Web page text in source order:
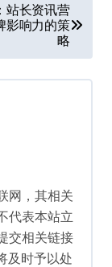
站长资讯营
影响力的策
略
网，其相关
代表本站立
交相关链接
及时予以处